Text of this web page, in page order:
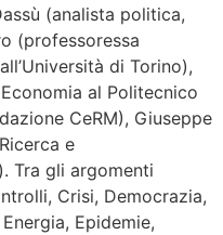
(analista politica,
(professoressa
di Torino),
al Politecnico
CeRM), Giuseppe
e
Tra gli argomenti
Crisi, Democrazia,
Epidemie,